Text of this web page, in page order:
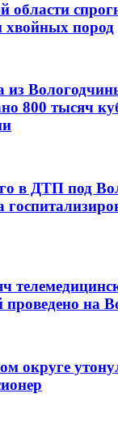
области
хвойных пород
из
800 тысяч
в ДТП под
проведено на
округе